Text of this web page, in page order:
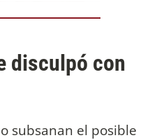
disculpó con
subsanan el posible